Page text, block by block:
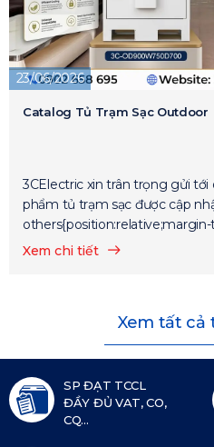
23/06/2026
Catalog Tủ Trạm Sạc Outdoor
3CElectric xin trân trọng gửi tới
phẩm tủ trạm sạc được cập nhật mới
others{position:relative;margin-
Xem chi tiết
Xem tất cả
SP ĐẠT TCCL
ĐẦY ĐỦ VAT, CO,
CQ...